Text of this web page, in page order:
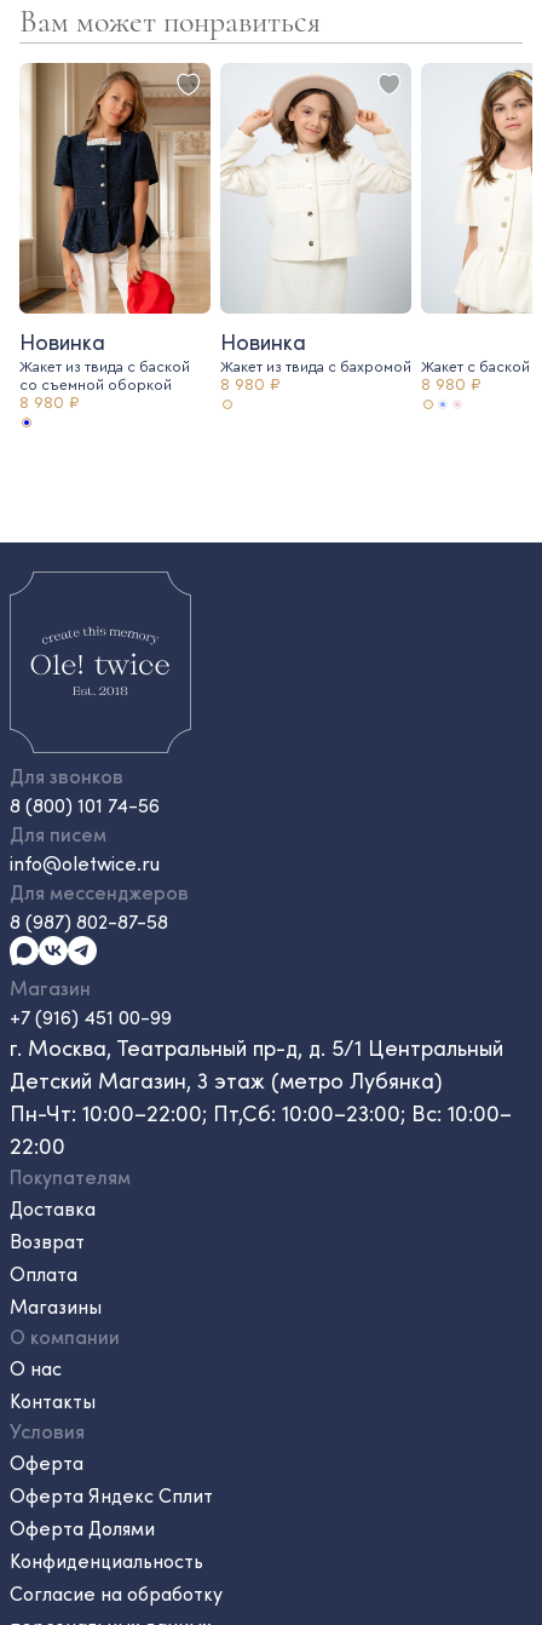
Вам может понравиться
Новинка
Жакет из твида с баской
со съемной оборкой
8 980 ₽
Новинка
Жакет из твида c бахромой
8 980 ₽
Жакет с баской
8 980 ₽
Для звонков
8 (800) 101 74-56
Для писем
info@oletwice.ru
Для мессенджеров
8 (987) 802-87-58
Магазин
+7 (916) 451 00-99
г. Москва, Театральный пр-д, д. 5/1 Центральный
Детский Магазин, 3 этаж (метро Лубянка)
Пн-Чт: 10:00–22:00; Пт,Сб: 10:00–23:00; Вс: 10:00–
22:00
Покупателям
Доставка
Возврат
Оплата
Магазины
О компании
О нас
Контакты
Условия
Оферта
Оферта Яндекс Сплит
Оферта Долями
Конфиденциальность
Согласие на обработку